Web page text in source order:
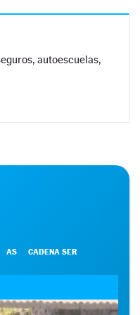
autoescuelas,
AS CADENA SER